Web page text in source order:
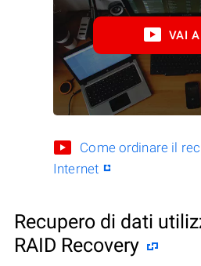
VAI A
Come ordinare il
Internet
Recupero di dati
RAID Recovery